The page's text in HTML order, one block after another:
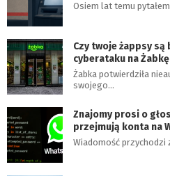
Osiem lat temu
Czy twoje żappsy są
cyberataku na Żabkę
Żabka potwierdziła
swojego…
Znajomy prosi o
przejmują konta na
Wiadomość przychodzi